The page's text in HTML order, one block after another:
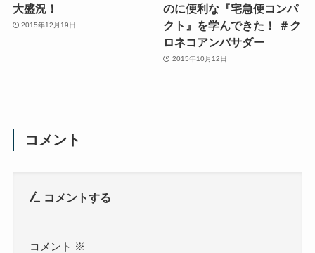
大盛況！
2015年12月19日
のに便利な『宅急便コンパ
クト』を学んできた！ ＃ク
ロネコアンバサダー
2015年10月12日
コメント
コメントする
コメント ※